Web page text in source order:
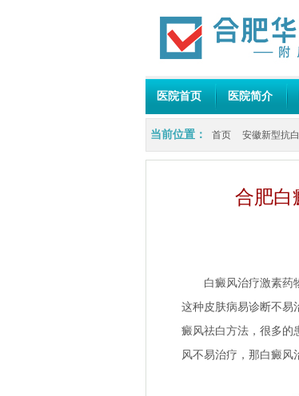
医院首页 医院简介
当前位置： 首页 安徽新型抗
合肥白
白癜风治疗激素药物
这种皮肤病易诊断不易
癜风祛白方法，很多的
风不易治疗，那白癜风